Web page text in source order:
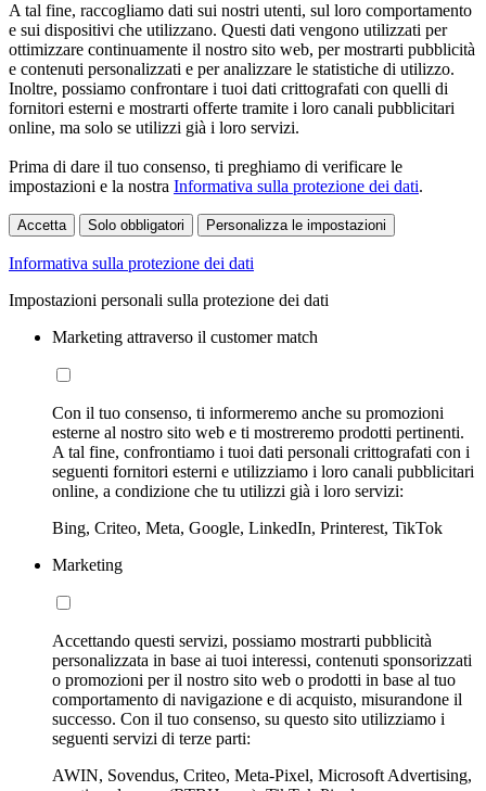
A tal fine, raccogliamo dati sui nostri utenti, sul loro comportamento
e sui dispositivi che utilizzano. Questi dati vengono utilizzati per
ottimizzare continuamente il nostro sito web, per mostrarti pubblicità
e contenuti personalizzati e per analizzare le statistiche di utilizzo.
Inoltre, possiamo confrontare i tuoi dati crittografati con quelli di
fornitori esterni e mostrarti offerte tramite i loro canali pubblicitari
online, ma solo se utilizzi già i loro servizi.
Prima di dare il tuo consenso, ti preghiamo di verificare le
impostazioni e la nostra Informativa sulla protezione dei dati.
Accetta Solo obbligatori Personalizza le impostazioni
Informativa sulla protezione dei dati
Impostazioni personali sulla protezione dei dati
Marketing attraverso il customer match
Con il tuo consenso, ti informeremo anche su promozioni
esterne al nostro sito web e ti mostreremo prodotti pertinenti.
A tal fine, confrontiamo i tuoi dati personali crittografati con i
seguenti fornitori esterni e utilizziamo i loro canali pubblicitari
online, a condizione che tu utilizzi già i loro servizi:
Bing, Criteo, Meta, Google, LinkedIn, Printerest, TikTok
Marketing
Accettando questi servizi, possiamo mostrarti pubblicità
personalizzata in base ai tuoi interessi, contenuti sponsorizzati
o promozioni per il nostro sito web o prodotti in base al tuo
comportamento di navigazione e di acquisto, misurandone il
successo. Con il tuo consenso, su questo sito utilizziamo i
seguenti servizi di terze parti:
AWIN, Sovendus, Criteo, Meta-Pixel, Microsoft Advertising,